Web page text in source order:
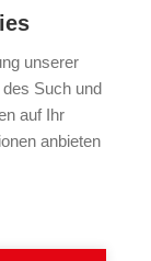
sich in einem
in Bad,
zwei
unserer
Such und
auf Ihr
anbieten